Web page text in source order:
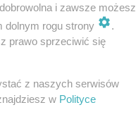
i zawsze możesz
dolnym rogu strony
.
prawo sprzeciwić się
z naszych serwisów
w Polityce